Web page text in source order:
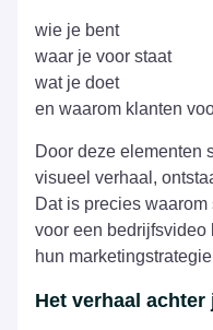
wie je bent
waar je voor staat
wat je doet
en waarom klanten
Door deze elementen
visueel verhaal,
Dat is precies
voor een bedrijfsvideo
hun
Het verhaal